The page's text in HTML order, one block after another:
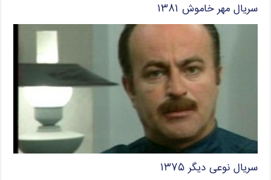
سریال مهر خاموش ۱۳۸۱
سریال نوعی دیگر ۱۳۷۵